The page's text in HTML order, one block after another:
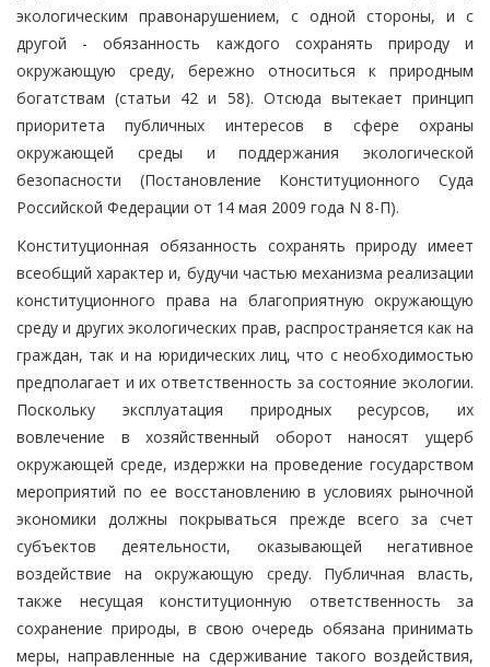
экологическим правонарушением, с одной стороны, и с
другой - обязанность каждого сохранять природу и
окружающую среду, бережно относиться к природным
богатствам (статьи 42 и 58). Отсюда вытекает принцип
приоритета публичных интересов в сфере охраны
окружающей среды и поддержания экологической
безопасности (Постановление Конституционного Суда
Российской Федерации от 14 мая 2009 года N 8-П).
Конституционная обязанность сохранять природу имеет
всеобщий характер и, будучи частью механизма реализации
конституционного права на благоприятную окружающую
среду и других экологических прав, распространяется как на
граждан, так и на юридических лиц, что с необходимостью
предполагает и их ответственность за состояние экологии.
Поскольку эксплуатация природных ресурсов, их
вовлечение в хозяйственный оборот наносят ущерб
окружающей среде, издержки на проведение государством
мероприятий по ее восстановлению в условиях рыночной
экономики должны покрываться прежде всего за счет
субъектов деятельности, оказывающей негативное
воздействие на окружающую среду. Публичная власть,
также несущая конституционную ответственность за
сохранение природы, в свою очередь обязана принимать
меры, направленные на сдерживание такого воздействия,